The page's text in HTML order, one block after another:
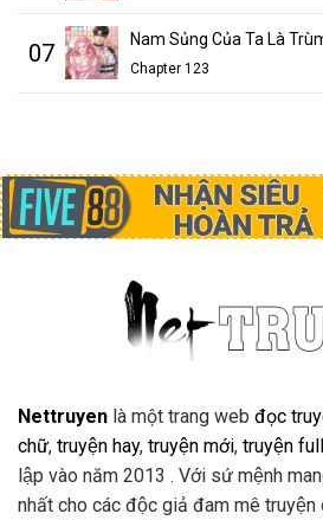
07 Nam Sủng Của Ta Là
Chapter 123
Nettruyen là một trang web đọc
chữ, truyện hay, truyện mới, truyện full
lập vào năm 2013 . Với sứ mệnh
nhất cho các độc giả đam mê truyện